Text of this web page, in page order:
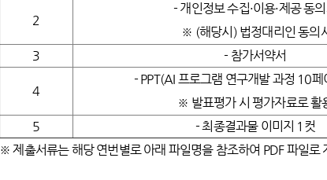
2
- 개인정보 수집·이용·제공 동
※ (해당시) 법정대리인 동의
3 - 참가서약서
4
- PPT(AI 프로그램 연구개발 과정 10페
※ 발표평가 시 평가자료로 활
5 - 최종결과물 이미지 1컷
※ 제출서류는 해당 연번별로 아래 파일명을 참조하여 PDF 파일